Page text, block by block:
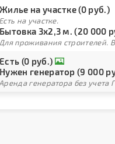
Жилье на участке (0 руб.)
Есть на участке.
Бытовка 3х2,3 м. (20 000
Для проживания строителей.
Есть (0 руб.)
Нужен генератор (9 000
Аренда генератора без учета